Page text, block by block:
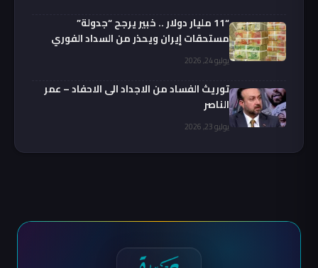
“11 مليار دولار .. خبير يرجح “جدولة”
مستحقات إيران ويحذر من السداد الفوري
يوليو 24, 2026
توريث الفساد من الاجداد الى الاحفاد – عمر
الناصر
يوليو 23, 2026